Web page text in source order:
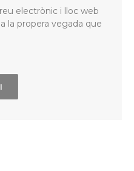
electrònic i lloc web
la propera vegada que